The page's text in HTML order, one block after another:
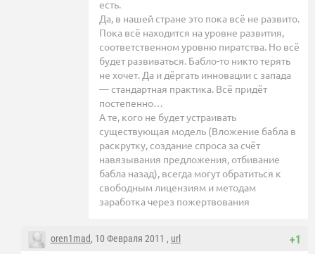
есть.
Да, в нашей стране это пока всё не развито.
Пока всё находится на уровне развития,
соответственном уровню пиратства. Но всё
будет развиваться. Бабло-то никто терять
не хочет. Да и дёргать инновации с запада
— стандартная практика. Всё придёт
постепенно…
А те, кого не будет устраивать
существующая модель (Вложение бабла в
раскрутку, создание спроса за счёт
навязывания предложения, отбивание
бабла назад), всегда могут обратиться к
свободным лицензиям и методам
заработка через пожертвования
+1
oren1mad, 10 Февраля 2011 , url